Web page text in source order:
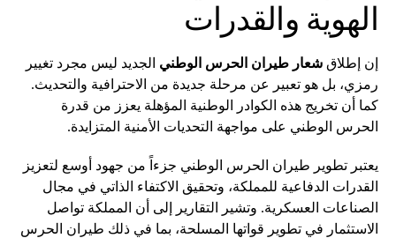
الهوية والقدرات
إن إطلاق شعار طيران الحرس الوطني الجديد ليس مجرد تغيير
رمزي، بل هو تعبير عن مرحلة جديدة من الاحترافية والتحديث.
كما أن تخريج هذه الكوادر الوطنية المؤهلة يعزز من قدرة
الحرس الوطني على مواجهة التحديات الأمنية المتزايدة.
يعتبر تطوير طيران الحرس الوطني جزءاً من جهود أوسع لتعزيز
القدرات الدفاعية للمملكة، وتحقيق الاكتفاء الذاتي في مجال
الصناعات العسكرية. وتشير التقارير إلى أن المملكة تواصل
الاستثمار في تطوير قواتها المسلحة، بما في ذلك طيران الحرس